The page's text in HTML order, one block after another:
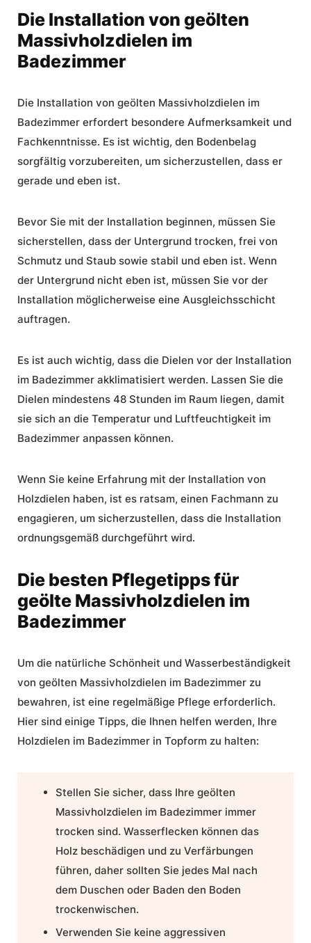
Die Installation von geölten
Massivholzdielen im
Badezimmer
Die Installation von geölten Massivholzdielen im
Badezimmer erfordert besondere Aufmerksamkeit und
Fachkenntnisse. Es ist wichtig, den Bodenbelag
sorgfältig vorzubereiten, um sicherzustellen, dass er
gerade und eben ist.
Bevor Sie mit der Installation beginnen, müssen Sie
sicherstellen, dass der Untergrund trocken, frei von
Schmutz und Staub sowie stabil und eben ist. Wenn
der Untergrund nicht eben ist, müssen Sie vor der
Installation möglicherweise eine Ausgleichsschicht
auftragen.
Es ist auch wichtig, dass die Dielen vor der Installation
im Badezimmer akklimatisiert werden. Lassen Sie die
Dielen mindestens 48 Stunden im Raum liegen, damit
sie sich an die Temperatur und Luftfeuchtigkeit im
Badezimmer anpassen können.
Wenn Sie keine Erfahrung mit der Installation von
Holzdielen haben, ist es ratsam, einen Fachmann zu
engagieren, um sicherzustellen, dass die Installation
ordnungsgemäß durchgeführt wird.
Die besten Pflegetipps für
geölte Massivholzdielen im
Badezimmer
Um die natürliche Schönheit und Wasserbeständigkeit
von geölten Massivholzdielen im Badezimmer zu
bewahren, ist eine regelmäßige Pflege erforderlich.
Hier sind einige Tipps, die Ihnen helfen werden, Ihre
Holzdielen im Badezimmer in Topform zu halten:
Stellen Sie sicher, dass Ihre geölten
Massivholzdielen im Badezimmer immer
trocken sind. Wasserflecken können das
Holz beschädigen und zu Verfärbungen
führen, daher sollten Sie jedes Mal nach
dem Duschen oder Baden den Boden
trockenwischen.
Verwenden Sie keine aggressiven